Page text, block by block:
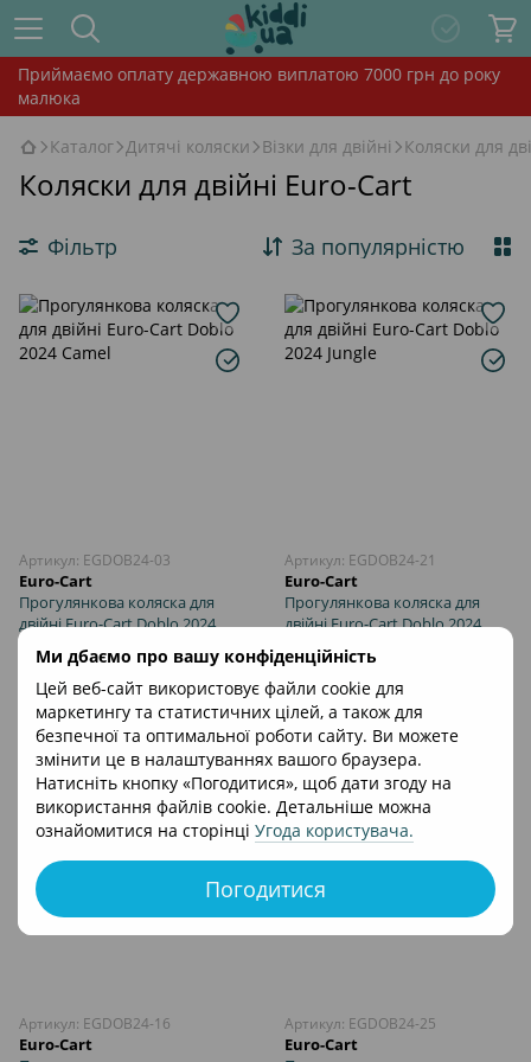
Ми дбаємо про вашу конфіденційність
Цей веб-сайт використовує файли cookie для
маркетингу та статистичних цілей, а також для
безпечної та оптимальної роботи сайту. Ви можете
змінити це в налаштуваннях вашого браузера.
Натисніть кнопку «Погодитися», щоб дати згоду на
використання файлів cookie. Детальніше можна
ознайомитися на сторінці Угода користувача.
Погодитися
Приймаємо оплату державною виплатою 7000 грн до року
малюка
Каталог Дитячі коляски Візки для двійні Коляски для
Коляски для двійні Euro-Cart
Фільтр За популярністю
Артикул: EGDOB24-03
Euro-Cart
Прогулянкова коляска для
двійні Euro-Cart Doblo 2024
18 620 грн
В кошик
Артикул: EGDOB24-21
Euro-Cart
Прогулянкова коляска для
двійні Euro-Cart Doblo 2024
Jungle
18 620 грн
В кошик
Артикул: EGDOB24-16
Euro-Cart
Артикул: EGDOB24-25
Euro-Cart